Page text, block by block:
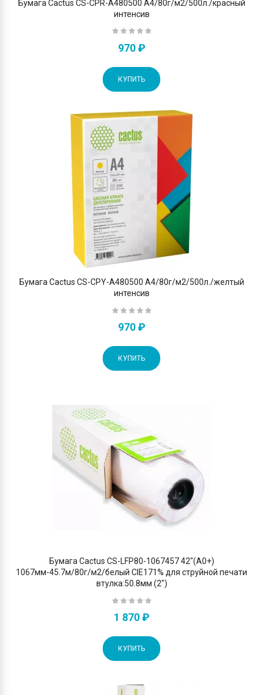
Бумага Cactus CS-CPR-A480500 A4/80г/м2/500л./красный
интенсив
970 ₽
КУПИТЬ
Бумага Cactus CS-CPY-A480500 A4/80г/м2/500л./желтый
интенсив
970 ₽
КУПИТЬ
Бумага Cactus CS-LFP80-1067457 42"(A0+)
1067мм-45.7м/80г/м2/белый CIE171% для струйной печати
втулка:50.8мм (2")
1 870 ₽
КУПИТЬ